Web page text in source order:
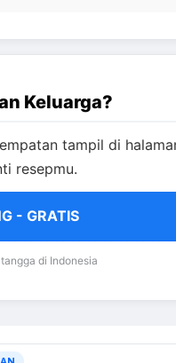
Keluarga?
tampil di
resepmu.
- GRATIS
di Indonesia